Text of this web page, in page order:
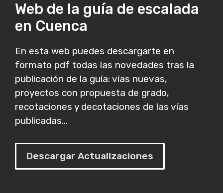
Web de la guía de escalada
en Cuenca
En esta web puedes descargarte en
formato pdf todas las novedades tras la
publicación de la guía: vías nuevas,
proyectos con propuesta de grado,
recotaciones y decotaciones de las vías
publicadas...
Descargar Actualizaciones